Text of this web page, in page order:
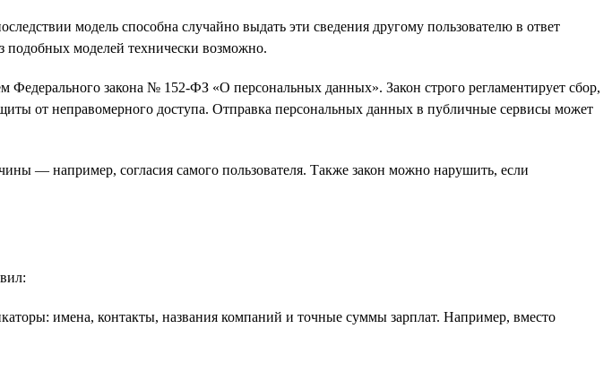
модель способна случайно выдать эти сведения другому пользователю в ответ
моделей технически возможно.
закона № 152-ФЗ «О персональных данных». Закон строго регламентирует сбор,
от неправомерного доступа. Отправка персональных данных в публичные сервисы может
— например, согласия самого пользователя. Также закон можно нарушить, если
имена, контакты, названия компаний и точные суммы зарплат. Например, вместо